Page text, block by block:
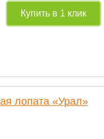
Купить в 1 клик
лопата «Урал»